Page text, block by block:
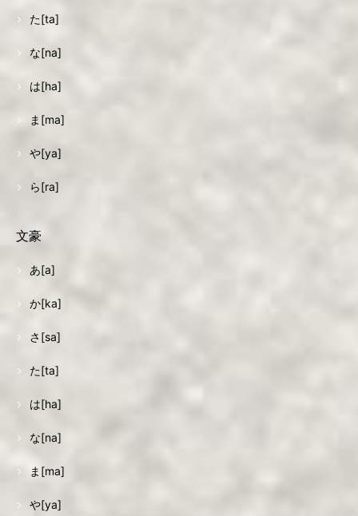
た[ta]
な[na]
は[ha]
ま[ma]
や[ya]
ら[ra]
文豪
あ[a]
か[ka]
さ[sa]
た[ta]
は[ha]
な[na]
ま[ma]
や[ya]